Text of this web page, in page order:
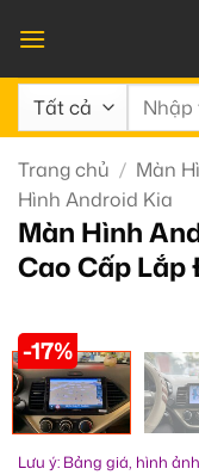
qua
nội
dung
Tìm
Trang chủ / Màn
Hình Android Kia
Màn Hình
Cao Cấp Lắp
-17%
Lưu ý: Bảng giá, hình